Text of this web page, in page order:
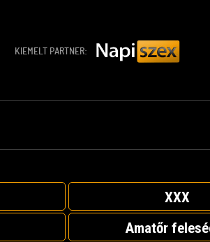
KIEMELT PARTNER:
XXX
Amatőr